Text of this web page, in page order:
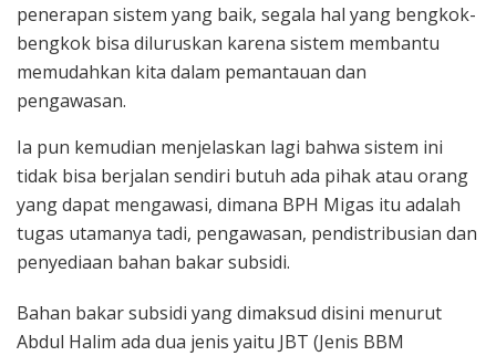
penerapan sistem yang baik, segala hal yang bengkok-
bengkok bisa diluruskan karena sistem membantu
memudahkan kita dalam pemantauan dan
pengawasan.
Ia pun kemudian menjelaskan lagi bahwa sistem ini
tidak bisa berjalan sendiri butuh ada pihak atau orang
yang dapat mengawasi, dimana BPH Migas itu adalah
tugas utamanya tadi, pengawasan, pendistribusian dan
penyediaan bahan bakar subsidi.
Bahan bakar subsidi yang dimaksud disini menurut
Abdul Halim ada dua jenis yaitu JBT (Jenis BBM